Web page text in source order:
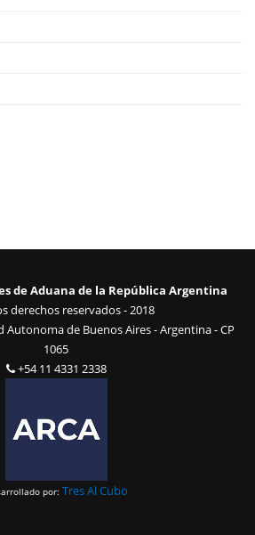
de Aduana de la República Argentina
derechos reservados - 2018
Autonoma de Buenos Aires - Argentina - CP
1065
+54 11 4331 2338
por: Tres Al Cubo